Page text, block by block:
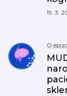
19. 3.
O